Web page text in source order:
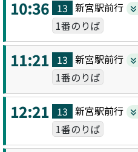
10:36 13 新宮駅前行
1番のりば
11:21 13 新宮駅前行
1番のりば
12:21 13 新宮駅前行
1番のりば